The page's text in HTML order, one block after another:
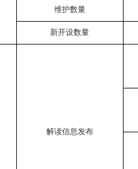
维护数量
新开设数量
解读信息发布